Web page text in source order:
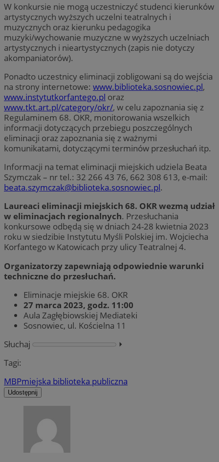
W konkursie nie mogą uczestniczyć studenci kierunków
artystycznych wyższych uczelni teatralnych i
muzycznych oraz kierunku pedagogika
muzyki/wychowanie muzyczne w wyższych uczelniach
artystycznych i nieartystycznych (zapis nie dotyczy
akompaniatorów).
Ponadto uczestnicy eliminacji zobligowani są do wejścia
na strony internetowe: www.biblioteka.sosnowiec.pl,
www.instytutkorfantego.pl oraz
www.tkt.art.pl/category/okr/, w celu zapoznania się z
Regulaminem 68. OKR, monitorowania wszelkich
informacji dotyczących przebiegu poszczególnych
eliminacji oraz zapoznania się z ważnymi
komunikatami, dotyczącymi terminów przesłuchań itp.
Informacji na temat eliminacji miejskich udziela Beata
Szymczak – nr tel.: 32 266 43 76, 662 308 613, e-mail:
beata.szymczak@biblioteka.sosnowiec.pl.
Laureaci eliminacji miejskich 68. OKR wezmą udział
w eliminacjach regionalnych. Przesłuchania
konkursowe odbędą się w dniach 24-28 kwietnia 2023
roku w siedzibie Instytutu Myśli Polskiej im. Wojciecha
Korfantego w Katowicach przy ulicy Teatralnej 4.
Organizatorzy zapewniają odpowiednie warunki
techniczne do przesłuchań.
Eliminacje miejskie 68. OKR
27 marca 2023, godz. 11:00
Aula Zagłębiowskiej Mediateki
Sosnowiec, ul. Kościelna 11
Słuchaj
⏵︎
Tagi:
MBPmiejska biblioteka publiczna
Udostępnij